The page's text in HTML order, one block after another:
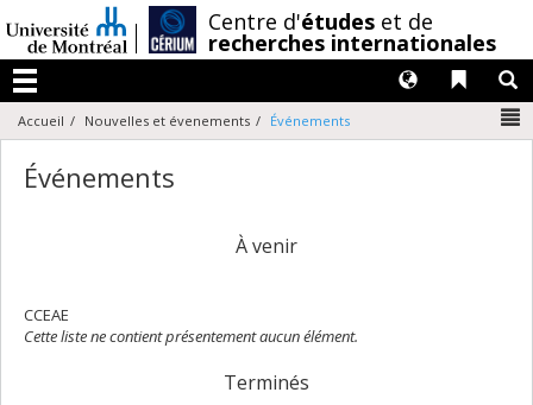
au
contenu
Centre d'études et de
recherches internationales
Menu
Liens
Langues
Accueil Nouvelles et évenements Événements
Événements
À venir
CCEAE
Cette liste ne contient présentement aucun élément.
Terminés